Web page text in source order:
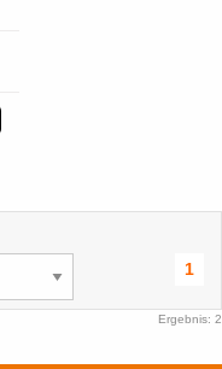
1
Ergebnis: 2